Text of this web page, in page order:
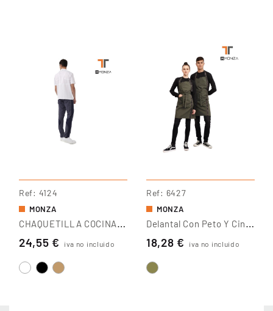
Ref 4124
MONZA
C
HAQUETILLA COCINA MANGA CORTA Growing Fit
24,55 € iva no incluido
Ref 6427
MONZA
D
Elantal Con Peto Y Cinta De Camuflaje
18,28 € iva no incluido